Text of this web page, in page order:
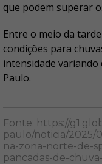
que podem superar
Entre o meio da
condições para
intensidade variando
Paulo.
Fonte: https://
paulo/noticia/2025/
na-zona-norte-de-
pancadas-de-